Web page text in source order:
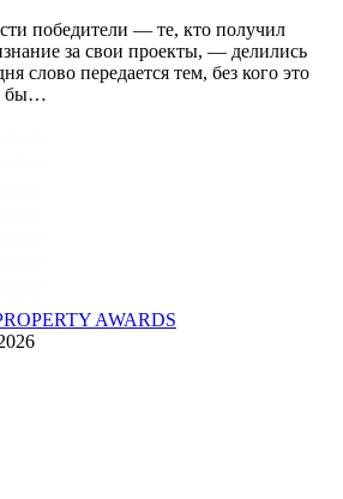
победители — те, кто получил
за свои проекты, — делились
слово передается тем, без кого это
бы…
AWARDS